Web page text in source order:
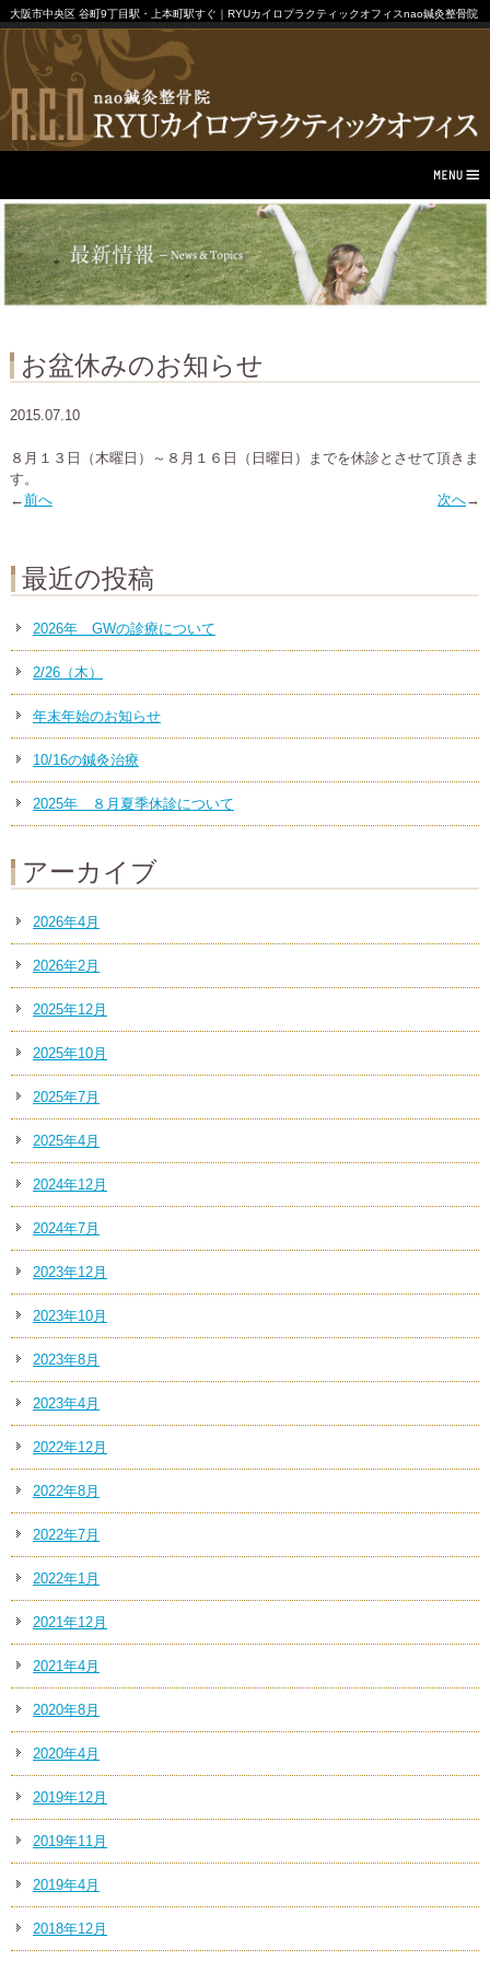
大阪市中央区 谷町9丁目駅・上本町駅すぐ｜RYUカイロプラクティックオフィスnao鍼灸整骨院
お盆休みのお知らせ
2015.07.10
８月１３日（木曜日）～８月１６日（日曜日）までを休診とさせて頂きま
す。
←前へ 次へ→
最近の投稿
2026年 GWの診療について
2/26（木）
年末年始のお知らせ
10/16の鍼灸治療
2025年 ８月夏季休診について
アーカイブ
2026年4月
2026年2月
2025年12月
2025年10月
2025年7月
2025年4月
2024年12月
2024年7月
2023年12月
2023年10月
2023年8月
2023年4月
2022年12月
2022年8月
2022年7月
2022年1月
2021年12月
2021年4月
2020年8月
2020年4月
2019年12月
2019年11月
2019年4月
2018年12月